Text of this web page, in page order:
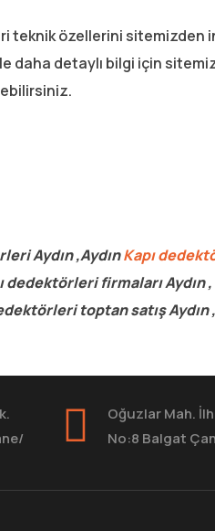
teknik özellerini sitemizden
daha detaylı bilgi için
Aydın ,AydınKapı
dedektörleri firmaları
toptan satış
Oğuzlar Mah.
No:8 Balgat